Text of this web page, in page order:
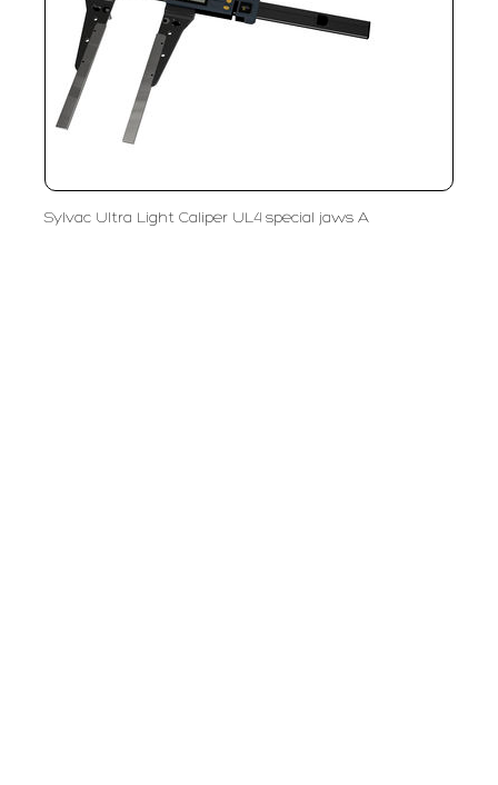
Sylvac Ultra Light Caliper UL4 special jaws A